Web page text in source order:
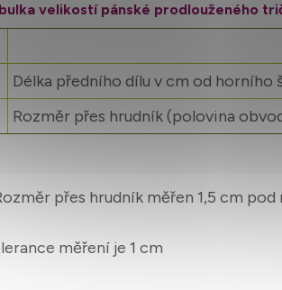
velikostí pánské prodlouženého
Délka předního dílu v cm od horního
Rozměr přes hrudník (polovina
přes hrudník měřen 1,5 cm pod
měření je 1 cm